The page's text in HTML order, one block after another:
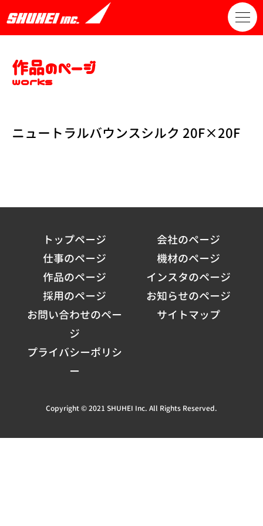
作品のページ
works
ニュートラルバウンスシルク 20F×20F
トップページ
会社のページ
仕事のページ
機材のページ
作品のページ
インスタのページ
採用のページ
お知らせのページ
お問い合わせのペー
ジ
サイトマップ
プライバシーポリシ
ー
Copyright © 2021 SHUHEI Inc. All Rights Reserved.